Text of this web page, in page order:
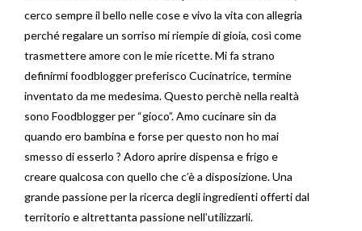
cerco sempre il bello nelle cose e vivo la vita con allegria
perché regalare un sorriso mi riempie di gioia, così come
trasmettere amore con le mie ricette. Mi fa strano
definirmi foodblogger preferisco Cucinatrice, termine
inventato da me medesima. Questo perchè nella realtà
sono Foodblogger per “gioco”. Amo cucinare sin da
quando ero bambina e forse per questo non ho mai
smesso di esserlo ? Adoro aprire dispensa e frigo e
creare qualcosa con quello che c’è a disposizione. Una
grande passione per la ricerca degli ingredienti offerti dal
territorio e altrettanta passione nell’utilizzarli.